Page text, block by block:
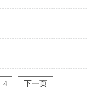
4 下一页